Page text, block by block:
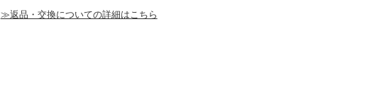
≫返品・交換についての詳細はこちら